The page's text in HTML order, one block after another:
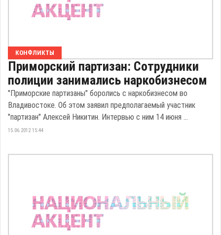
КОНФЛИКТЫ
Приморский партизан: Сотрудники
полиции занимались наркобизнесом
"Приморские партизаны" боролись с наркобизнесом во
Владивостоке. Об этом заявил предполагаемый участник
"партизан" Алексей Никитин. Интервью с ним 14 июня ...
15.06.2012 15:44